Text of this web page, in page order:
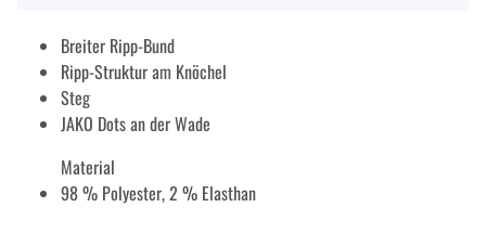
Breiter Ripp-Bund
Ripp-Struktur am Knöchel
Steg
JAKO Dots an der Wade
Material
98 % Polyester, 2 % Elasthan